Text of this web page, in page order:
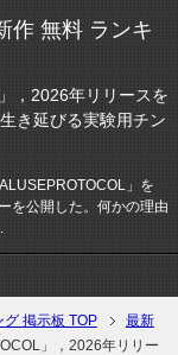
作 無料 ランキ
，2026年リリースを
き延びる実験用チン
」を
を公開した。何かの理由
掲示板 TOP
最新
」，2026年リリー